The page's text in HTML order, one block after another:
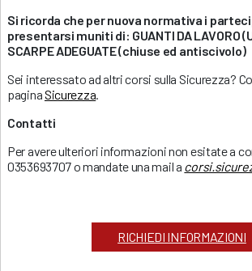
Si ricorda che per nuova normativa i
presentarsi muniti di: GUANTI DA LAVORO
SCARPE ADEGUATE (chiuse ed antiscivolo)
Sei interessato ad altri corsi sulla Sicurezza?
paginaSicurezza
Contatti
Per avere ulteriori informazioni non esitate a
0353693707 o mandate una mail a
RICHIEDI INFORMAZIONI